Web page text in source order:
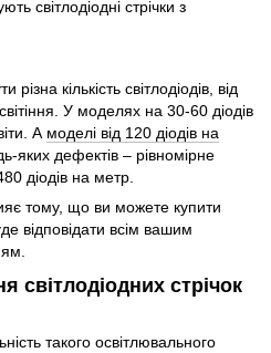
світлодіодні стрічки з
кількість світлодіодів, від
У моделях на 30-60 діодів
А моделі від 120 діодів на
яких дефектів – рівномірне
діодів на метр.
тому, що ви можете купити
відповідати всім вашим
світлодіодних стрічок
такого освітлювального